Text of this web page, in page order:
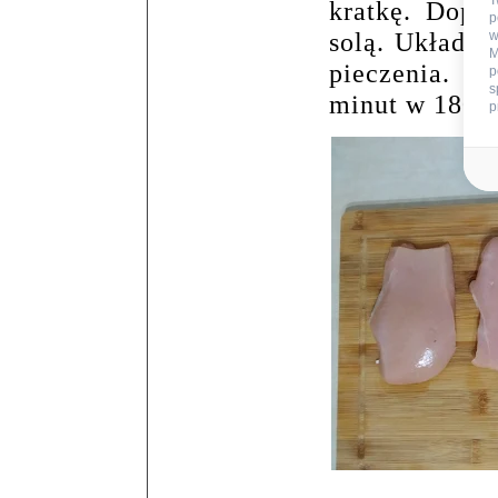
kratkę.
solą.
pieczenia.
minut w 180
°